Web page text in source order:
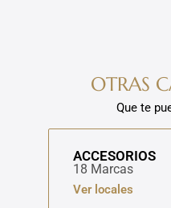
OTRAS
Que te
ACCESORIOS
18 Marcas
Ver locales